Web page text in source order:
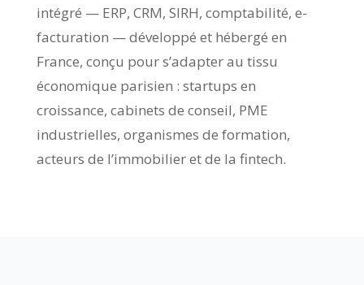
intégré — ERP, CRM, SIRH, comptabilité, e-
facturation — développé et hébergé en
France, conçu pour s’adapter au tissu
économique parisien : startups en
croissance, cabinets de conseil, PME
industrielles, organismes de formation,
acteurs de l’immobilier et de la fintech.